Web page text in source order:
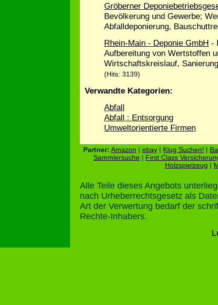
Gröberner
Bevölkerung und Gewerbe;
Abfalldeponierung,
Rhein-Main - Deponie GmbH -
Aufbereitung von Wertstoffen
Wirtschaftskreislauf,
(Hits: 3139)
Verwandte Kategorien:
Abfall
Abfall : Entsorgung
Umweltorientierte Firmen
Partner: Amazon | ebay | Klug Suchen! |
Sammlersuche | First Class
Holzspielzeug |
Alle Teile dieses Angebots
nach Urheberrechtsgesetz als
Art der Verwertung bedarf der
Rechte-Inhabers.